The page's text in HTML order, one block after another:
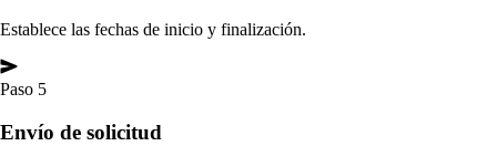
Establece las fechas de inicio y finalización.
Paso 5
Envío de solicitud